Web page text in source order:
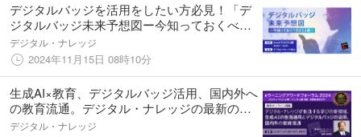
デジタルバッジを活用をしたい方必見！「デ
ジタルバッジ未来予想図ー今知っておくべき
こと3選ー」セミナー《12/12（木）秋葉原会
場 無料開催》
デジタル・ナレッジ
2024年11月15日 08時10分
生成AI×教育、デジタルバッジ活用、国内外へ
の教育流通。デジタル・ナレッジの最新の取
り組みをご紹介≪11/7オンライン開催≫
デジタル・ナレッジ